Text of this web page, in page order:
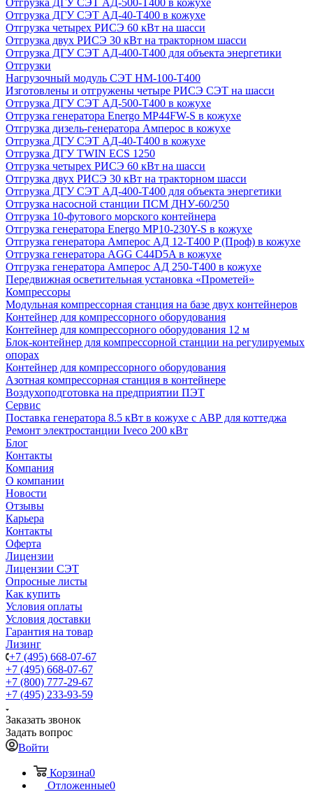
Отгрузка ДГУ СЭТ АД-500-Т400 в кожухе
Отгрузка ДГУ СЭТ АД-40-Т400 в кожухе
Отгрузка четырех РИСЭ 60 кВт на шасси
Отгрузка двух РИСЭ 30 кВт на тракторном шасси
Отгрузка ДГУ СЭТ АД-400-Т400 для объекта энергетики
Отгрузки
Нагрузочный модуль СЭТ НМ-100-Т400
Изготовлены и отгружены четыре РИСЭ СЭТ на шасси
Отгрузка ДГУ СЭТ АД-500-Т400 в кожухе
Отгрузка генератора Energo MP44FW-S в кожухе
Отгрузка дизель-генератора Амперос в кожухе
Отгрузка ДГУ СЭТ АД-40-Т400 в кожухе
Отгрузка ДГУ TWIN ECS 1250
Отгрузка четырех РИСЭ 60 кВт на шасси
Отгрузка двух РИСЭ 30 кВт на тракторном шасси
Отгрузка ДГУ СЭТ АД-400-Т400 для объекта энергетики
Отгрузка насосной станции ПСМ ДНУ-60/250
Отгрузка 10-футового морского контейнера
Отгрузка генератора Energo MP10-230Y-S в кожухе
Отгрузка генератора Амперос АД 12-Т400 P (Проф) в кожухе
Отгрузка генератора AGG C44D5A в кожухе
Отгрузка генератора Амперос АД 250-Т400 в кожухе
Передвижная осветительная установка «Прометей»
Компрессоры
Модульная компрессорная станция на базе двух контейнеров
Контейнер для компрессорного оборудования
Контейнер для компрессорного оборудования 12 м
Блок-контейнер для компрессорной станции на регулируемых
опорах
Контейнер для компрессорного оборудования
Азотная компрессорная станция в контейнере
Воздухоподготовка на предприятии ПЭТ
Сервис
Поставка генератора 8.5 кВт в кожухе с АВР для коттеджа
Ремонт электростанции Iveco 200 кВт
Блог
Контакты
Компания
О компании
Новости
Отзывы
Карьера
Контакты
Оферта
Лицензии
Лицензии СЭТ
Опросные листы
Как купить
Условия оплаты
Условия доставки
Гарантия на товар
Лизинг
+7 (495) 668-07-67
+7 (495) 668-07-67
+7 (800) 777-29-67
+7 (495) 233-93-59
Заказать звонок
Задать вопрос
Войти
Корзина0
Отложенные0